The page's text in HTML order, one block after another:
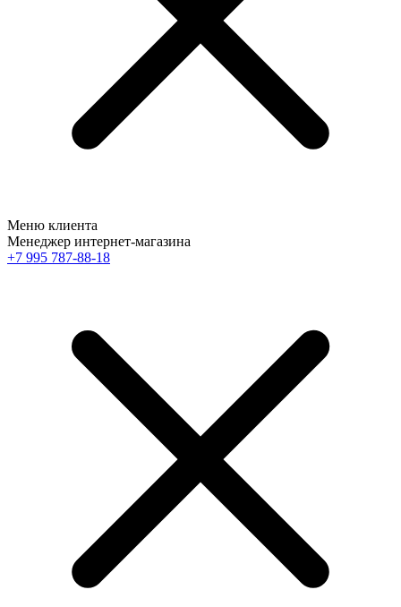
Меню клиента
Менеджер интернет-магазина
+7 995 787-88-18